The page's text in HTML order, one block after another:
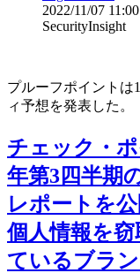
2022/11/07 11:00
SecurityInsight
プルーフポイントは
ィ予想を発表した。
チェック・
年第3四半期
レポートを
個人情報を
ているブラ